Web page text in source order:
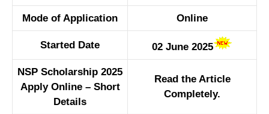
Mode of Application Online
Started Date 02 June 2025
NSP Scholarship 2025
Apply Online – Short
Details
Read the Article
Completely.